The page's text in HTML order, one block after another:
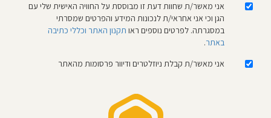
אני מאשר/ת שחוות דעת זו מבוססת על החוויה האישית שלי עם
הגן וכי אני אחראי/ת לנכונות המידע והפרטים שמסרתי
במסגרתה. לפרטים נוספים ראו תקנון האתר וכללי כתיבה
באתר.
אני מאשר/ת קבלת ניוזלטרים ודיוור פרסומות מהאתר